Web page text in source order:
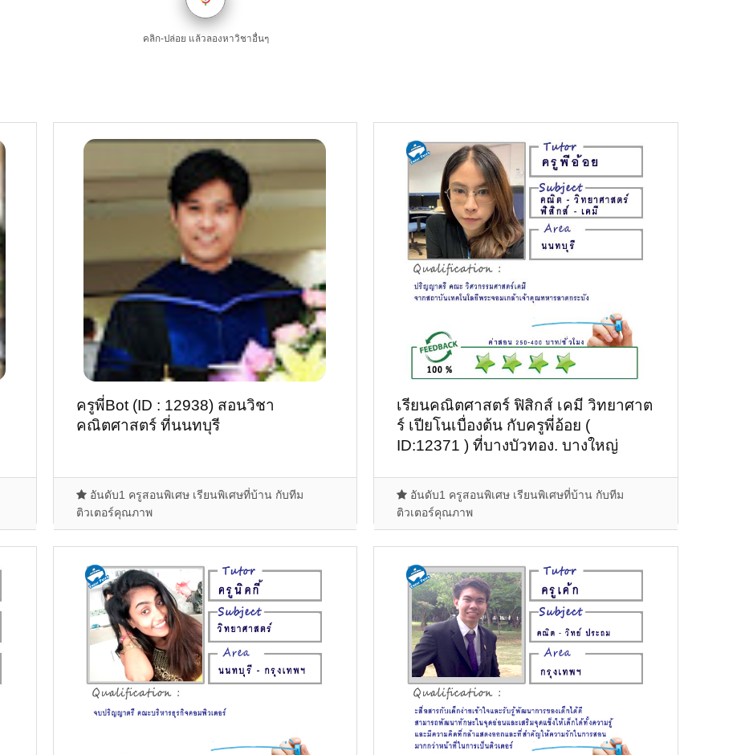
คลิก-ปล่อย แล้วลองหาวิชาอื่นๆ
ครูพี่Bot (ID : 12938) สอนวิชา
คณิตศาสตร์ ที่นนทบุรี
อันดับ1 ครูสอนพิเศษ เรียนพิเศษที่บ้าน กับทีม
ติวเตอร์คุณภาพ
เรียนคณิตศาสตร์ ฟิสิกส์ เคมี วิทยาศาต
ร์ เปียโนเบื่องต้น กับครูพี่อ้อย (
ID:12371 ) ที่บางบัวทอง. บางใหญ่
อันดับ1 ครูสอนพิเศษ เรียนพิเศษที่บ้าน กับทีม
ติวเตอร์คุณภาพ